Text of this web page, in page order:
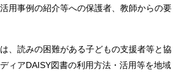
用事例の紹介等への保護者、教師からの要
、読みの困難がある子どもの支援者等と協
ィアDAISY図書の利用方法・活用等を地域